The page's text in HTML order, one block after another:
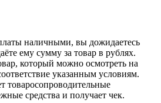
наличными, вы дожидаетесь
ему сумму за товар в рублях.
который можно осмотреть на
указанным условиям.
товаросопроводительные
средства и получает чек.